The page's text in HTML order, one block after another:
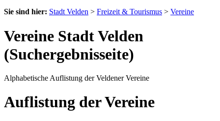
Sie sind hier: Stadt Velden > Freizeit & Tourismus > Vereine
Vereine Stadt Velden
(Suchergebnisseite)
Alphabetische Auflistung der Veldener Vereine
Auflistung der Vereine